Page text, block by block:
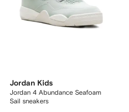
Jordan Kids
Jordan 4 Abundance Seafoam
Sail sneakers